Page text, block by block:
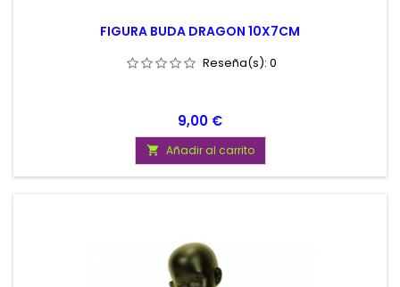
FIGURA BUDA DRAGON 10X7CM
Reseña(s): 0
Precio
9,00 €
 Añadir al carrito